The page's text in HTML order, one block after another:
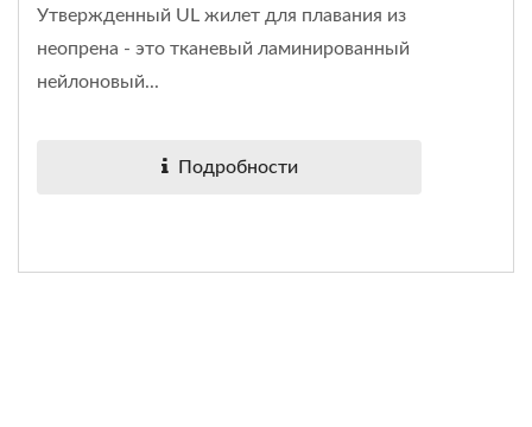
Утвержденный UL жилет для плавания из
неопрена - это тканевый ламинированный
нейлоновый...
Подробности